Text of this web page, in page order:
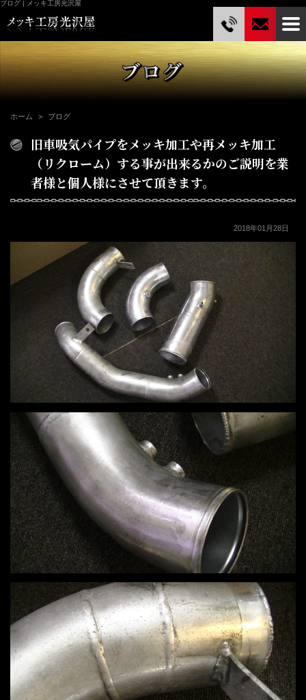
ブログ | メッキ工房光沢屋
ホーム ブログ
旧車吸気パイプをメッキ加工や再メッキ加工
（リクローム）する事が出来るかのご説明を業
者様と個人様にさせて頂きます。
2018年01月28日